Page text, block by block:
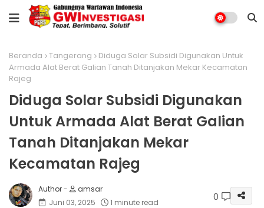
Beranda Tangerang
Diduga Solar Subsidi Digunakan Untuk
Armada Alat Berat Galian Tanah Ditanjakan Mekar Kecamatan
Rajeg
Diduga Solar Subsidi Digunakan
Untuk Armada Alat Berat Galian
Tanah Ditanjakan Mekar
Kecamatan Rajeg
amsar
Juni 03, 2025
1 minute read 0